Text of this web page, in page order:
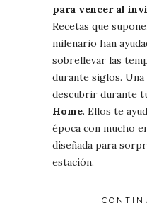
para vencer al
Recetas que
milenario han
sobrellevar las
durante siglos.
descubrir durante
Home. Ellos te
época con mucho
diseñada para
estación.